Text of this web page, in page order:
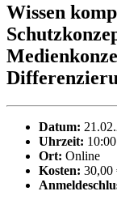
Wissen
Datum:
Uhrzeit:
Ort: Online
Kosten: 30,00